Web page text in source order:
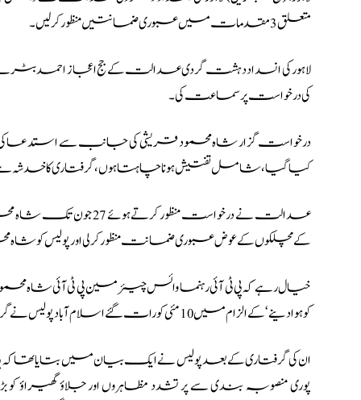
متعلق 3 مقدمات میں عبوری ضمانتیں منظور کرلیں۔
لاہور کی انسداد دہشت گردی عدالت
کی درخواست پر سماعت کی۔
درخواست گزار شاہ محمود قریشی کی جانب سے استدعا کی
کیا گیا، شامل تفتیش ہونا چاہتا ہوں، گرفتاری کا خدشہ
عدالت نے درخواست
کے مچلکوں کے عوض عبوری ضمانت منظور کرلی اور پولیس کو
خیال رہے کہ پی ٹی آئی رہنما وائس چیئرمین پی ٹی آئی شاہ
کو ہوا دینے‘ کے الزام میں 10 مئی کو رات گئے اسلام آباد پولیس نے گرفتار کیا تھا۔
ان کی گرفتاری کے بعد پولیس نے ایک بیان میں بتایا تھا کہ
پوری منصوبہ بندی سے پر تشدد مظاہروں اور جلاؤ گھیراؤ